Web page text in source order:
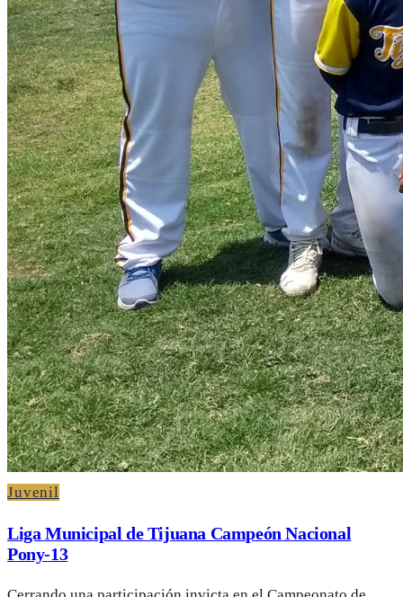
Juvenil
Liga Municipal de Tijuana Campeón Nacional
Pony-13